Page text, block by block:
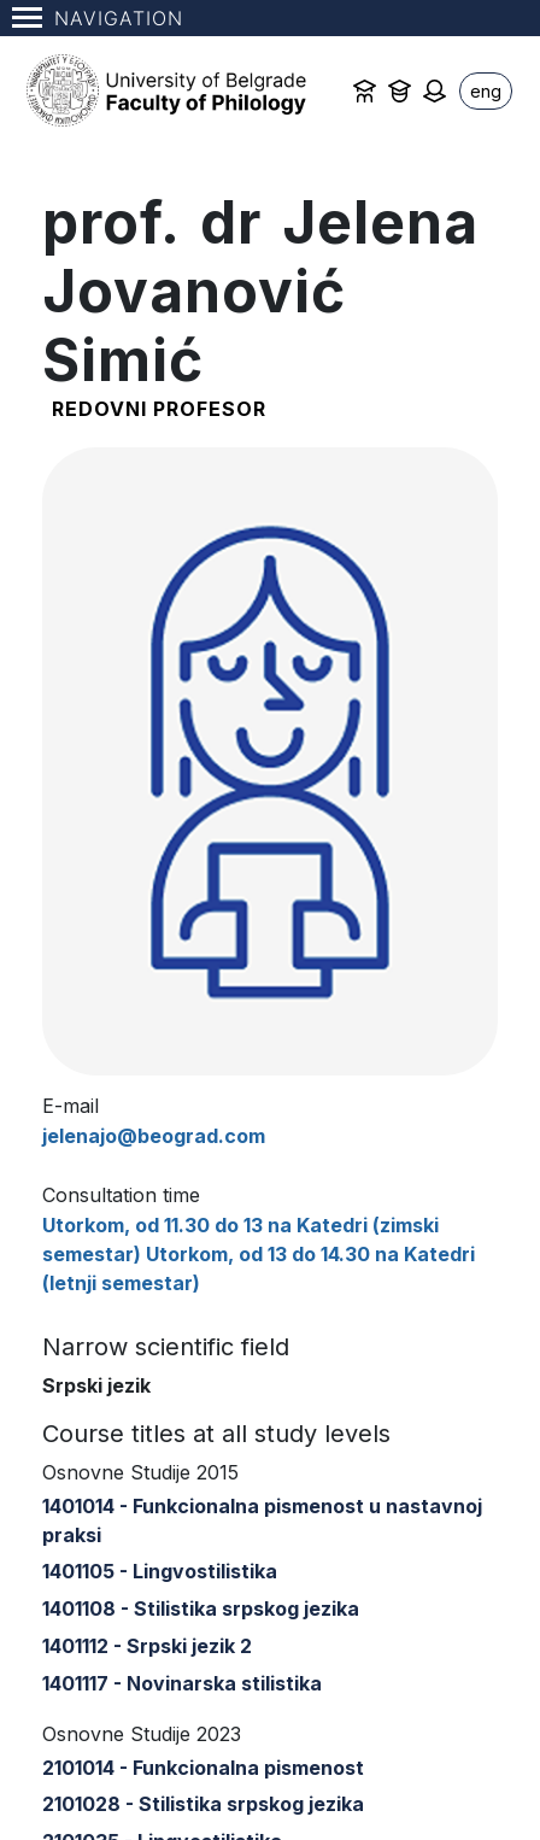
NAVIGATION
eng
prof. dr Jelena
Jovanović
Simić
REDOVNI PROFESOR
E-mail
jelenajo@beograd.com
Consultation time
Utorkom, od 11.30 do 13 na Katedri (zimski
semestar) Utorkom, od 13 do 14.30 na Katedri
(letnji semestar)
Narrow scientific field
Srpski jezik
Course titles at all study levels
Osnovne Studije 2015
1401014 - Funkcionalna pismenost u nastavnoj
praksi
1401105 - Lingvostilistika
1401108 - Stilistika srpskog jezika
1401112 - Srpski jezik 2
1401117 - Novinarska stilistika
Osnovne Studije 2023
2101014 - Funkcionalna pismenost
2101028 - Stilistika srpskog jezika